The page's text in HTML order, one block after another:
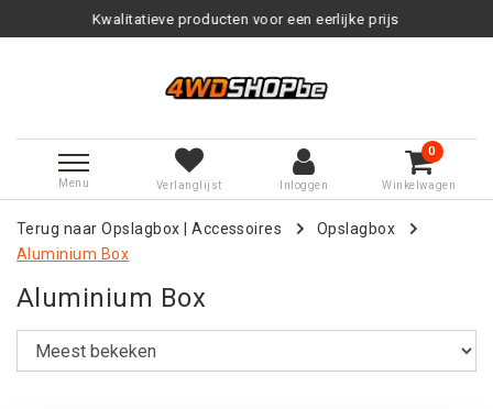
Kwalitatieve producten voor een eerlijke prijs
Menu Verlanglijst Inloggen
0
Winkelwagen
Terug naar Opslagbox |Accessoires
Opslagbox
Aluminium Box
Aluminium Box